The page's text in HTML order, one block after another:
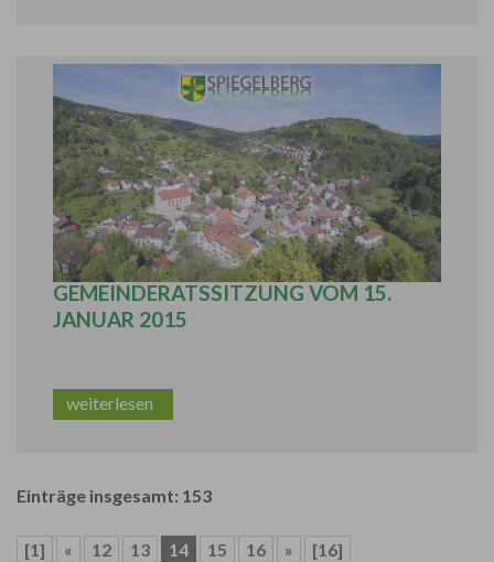
BERICHT AUS DER ÖFFENTLICHEN
GEMEINDERATSSITZUNG VOM 15.
JANUAR 2015
weiterlesen
Einträge insgesamt: 153
[1] « 12 13 14 15 16 » [16]